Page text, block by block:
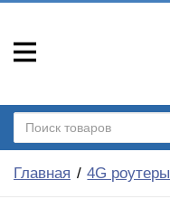
Главная 4G роутеры